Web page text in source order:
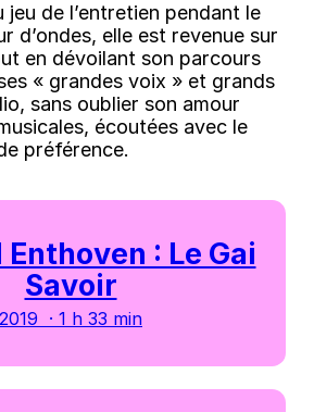
jeu de l’entretien pendant le
d’ondes, elle est revenue sur
en dévoilant son parcours
« grandes voix » et grands
sans oublier son amour
écoutées avec le
préférence.
Enthoven : Le Gai
Savoir
2019 · 1 h 33 min